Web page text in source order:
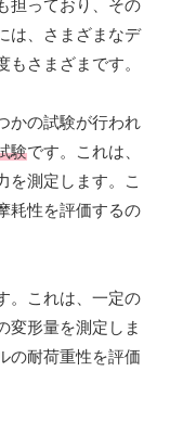
担っており、その
は、さまざまなデ
さまざまです。
かの試験が行われ
験です。これは、
を測定します。こ
耗性を評価するの
。これは、一定の
変形量を測定しま
の耐荷重性を評価